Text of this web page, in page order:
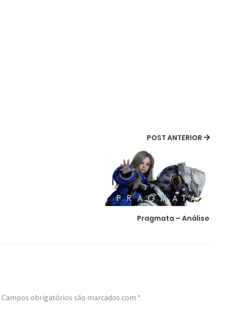
POST ANTERIOR
Pragmata – Análise
Campos obrigatórios são marcados com *